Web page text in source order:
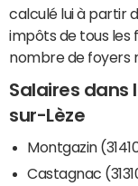
calculé lui à partir
impôts de tous les
nombre de foyers
Salaires dans
sur-Lèze
Montgazin
Castagnac